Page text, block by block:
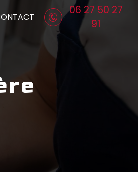
06 27 50 27
91